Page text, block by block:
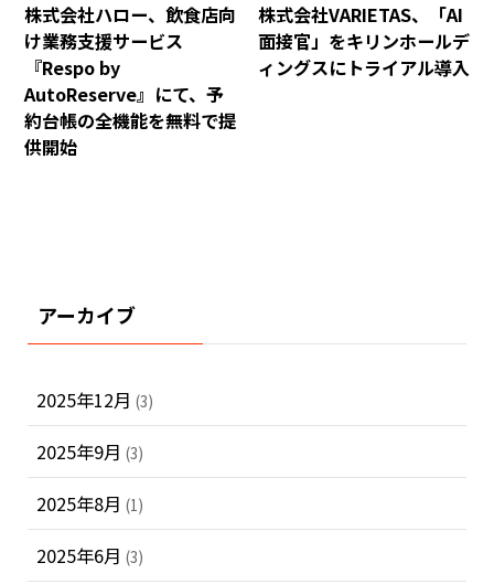
株式会社ハロー、飲食店向
け業務支援サービス
『Respo by
AutoReserve』にて、予
約台帳の全機能を無料で提
供開始
株式会社VARIETAS、「AI
面接官」をキリンホールデ
ィングスにトライアル導入
アーカイブ
2025年12月 (3)
2025年9月 (3)
2025年8月 (1)
2025年6月 (3)